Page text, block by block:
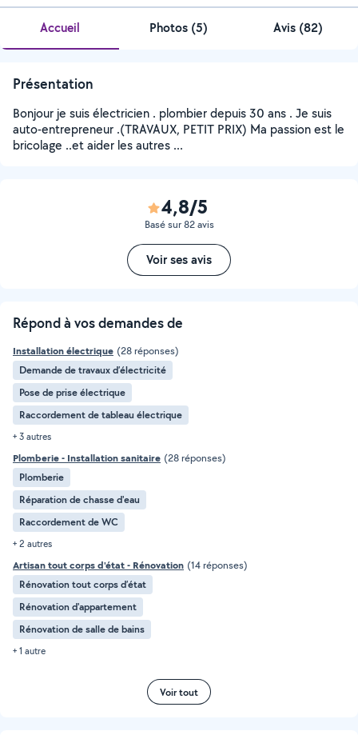
Accueil Photos (5) Avis (82)
Présentation
Bonjour je suis électricien . plombier depuis 30 ans . Je suis
auto-entrepreneur .(TRAVAUX, PETIT PRIX) Ma passion est le
bricolage ..et aider les autres ...
4,8/5
Basé sur 82 avis
Voir ses avis
Répond à vos demandes de
Installation électrique (28 réponses)
Demande de travaux d’électricité
Pose de prise électrique
Raccordement de tableau électrique
+ 3 autres
Plomberie - Installation sanitaire (28 réponses)
Plomberie
Réparation de chasse d'eau
Raccordement de WC
+ 2 autres
Artisan tout corps d'état - Rénovation (14 réponses)
Rénovation tout corps d’état
Rénovation d'appartement
Rénovation de salle de bains
+ 1 autre
Voir tout